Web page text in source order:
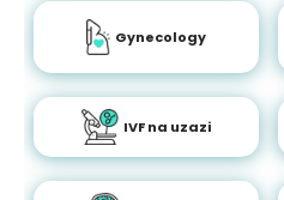
Gynecology
IVF na uzazi